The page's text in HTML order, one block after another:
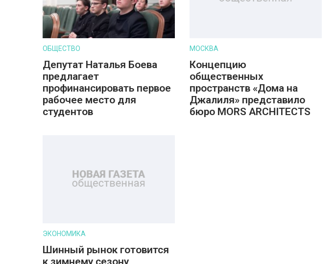
ОБЩЕСТВО
Депутат Наталья Боева
предлагает
профинансировать первое
рабочее место для
студентов
МОСКВА
Концепцию
общественных
пространств «Дома на
Джалиля» представило
бюро MORS ARCHITECTS
ЭКОНОМИКА
Шинный рынок готовится
к зимнему сезону